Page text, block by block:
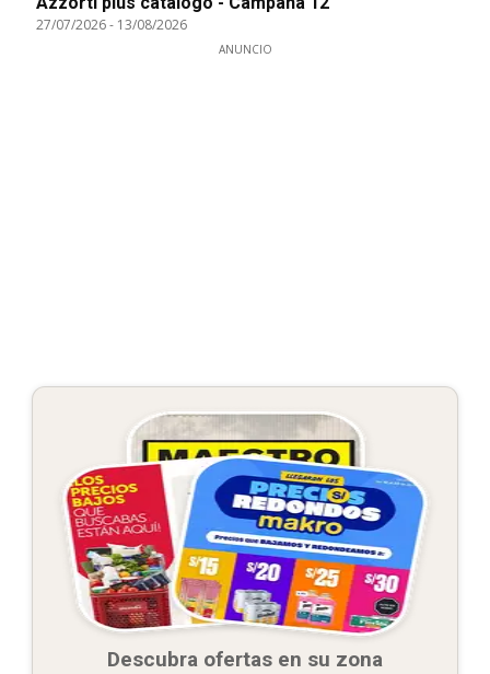
27/07/2026- 13/08/2026
ANUNCIO
Descubra ofertas en su zona